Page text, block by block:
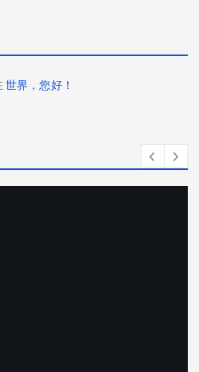
世界，您好！